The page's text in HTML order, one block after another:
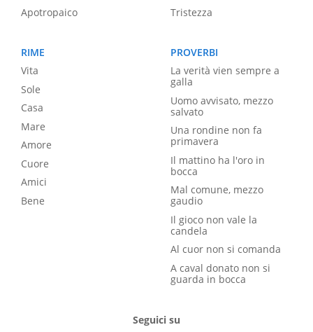
Apotropaico
Tristezza
RIME
Vita
Sole
Casa
Mare
Amore
Cuore
Amici
Bene
PROVERBI
La verità vien sempre a
galla
Uomo avvisato, mezzo
salvato
Una rondine non fa
primavera
Il mattino ha l'oro in
bocca
Mal comune, mezzo
gaudio
Il gioco non vale la
candela
Al cuor non si comanda
A caval donato non si
guarda in bocca
Seguici su